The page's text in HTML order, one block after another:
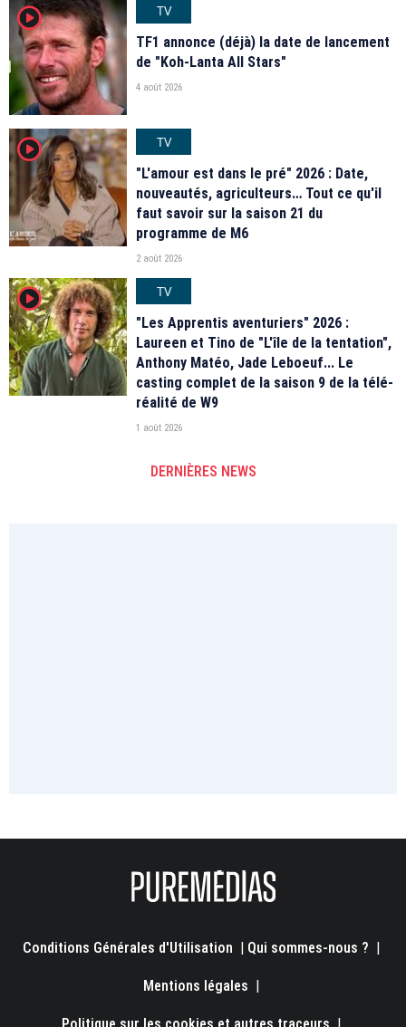
player2
TV
TF1 annonce (déjà) la date de lancement
de "Koh-Lanta All Stars"
4 août 2026
player2
TV
"L'amour est dans le pré" 2026 : Date,
nouveautés, agriculteurs… Tout ce qu'il
faut savoir sur la saison 21 du
programme de M6
2 août 2026
player2
TV
"Les Apprentis aventuriers" 2026 :
Laureen et Tino de "L'île de la tentation",
Anthony Matéo, Jade Leboeuf... Le
casting complet de la saison 9 de la télé-
réalité de W9
1 août 2026
DERNIÈRES NEWS
Conditions Générales d'Utilisation | Qui sommes-nous ? |
Mentions légales |